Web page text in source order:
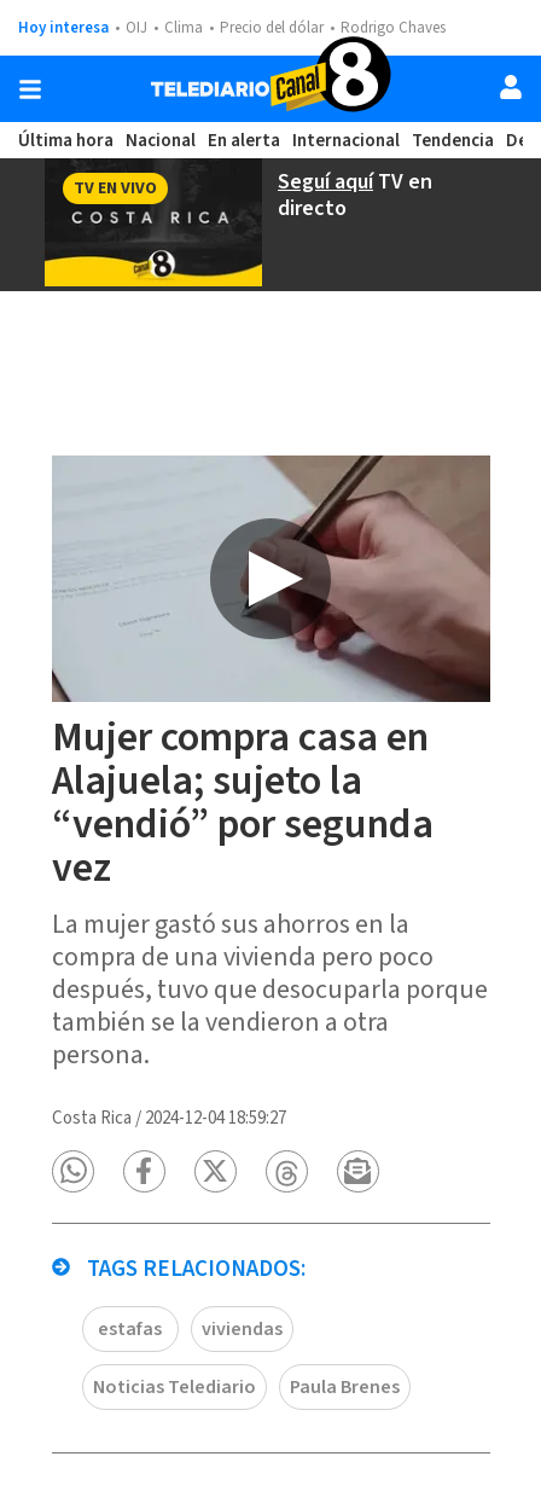
Hoy interesa OIJ Clima Precio del dólar Rodrigo Chaves
Última hora Nacional En alerta Internacional Tendencia
Seguí aquíTV en
directo
TV EN VIVO
Mujer compra casa en
Alajuela; sujeto la
“vendió” por segunda
vez
La mujer gastó sus ahorros en la
compra de una vivienda pero poco
después, tuvo que desocuparla porque
también se la vendieron a otra
persona.
Costa Rica /2024-12-04 18:59:27
TAGS RELACIONADOS:
estafas viviendas
Noticias Telediario Paula Brenes